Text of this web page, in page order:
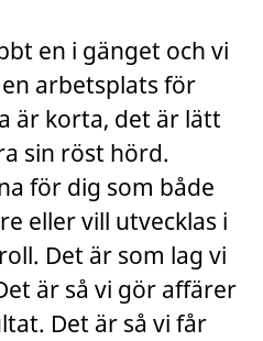
en i gänget och vi
arbetsplats för
är korta, det är lätt
sin röst hörd.
för dig som både
eller vill utvecklas i
Det är som lag vi
är så vi gör affärer
Det är så vi får